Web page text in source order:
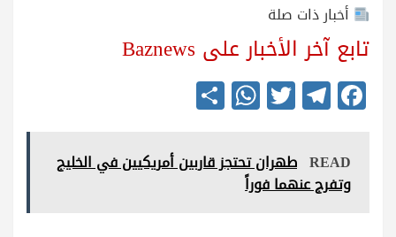
أخبار ذات صلة
تابع آخر الأخبار على Baznews
Fa
ce
bo
ok
Te
le
gr
a
m
T
wi
tte
r
W
ha
ts
A
re READ طهران تحتجز قاربين أمريكيين في الخليج
وتفرج عنهما فوراً